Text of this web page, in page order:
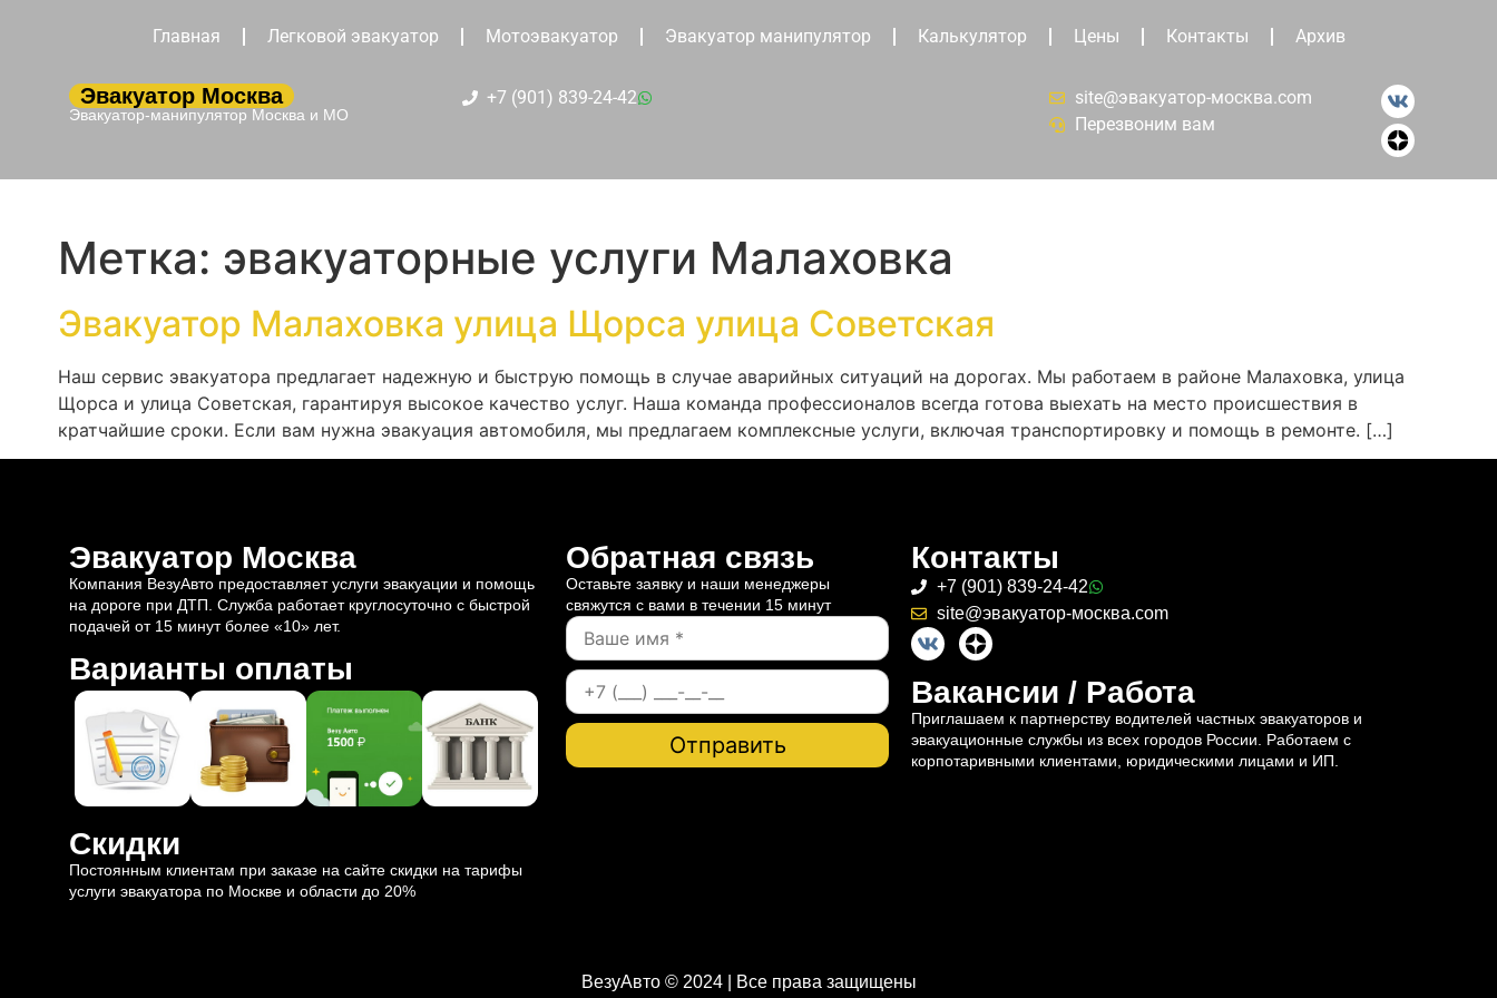
Главная Легковой эвакуатор Мотоэвакуатор Эвакуатор манипулятор Калькулятор Цены Контакты Архив
Эвакуатор Москва
Эвакуатор-манипулятор Москва и МО
+7 (901) 839-24-42
site@эвакуатор-москва.com
Перезвоним вам
Метка: эвакуаторные услуги Малаховка
Эвакуатор Малаховка улица Щорса улица Советская
Наш сервис эвакуатора предлагает надежную и быструю помощь в случае аварийных ситуаций на дорогах. Мы работаем в районе Малаховка, улица
Щорса и улица Советская, гарантируя высокое качество услуг. Наша команда профессионалов всегда готова выехать на место происшествия в
кратчайшие сроки. Если вам нужна эвакуация автомобиля, мы предлагаем комплексные услуги, включая транспортировку и помощь в ремонте. […]
Эвакуатор Москва
Компания ВезуАвто предоставляет услуги эвакуации и помощь
на дороге при ДТП. Служба работает круглосуточно с быстрой
подачей от 15 минут более «10» лет.
Варианты оплаты
Скидки
Постоянным клиентам при заказе на сайте скидки на тарифы
услуги эвакуатора по Москве и области до 20%
Обратная связь
Оставьте заявку и наши менеджеры
свяжутся с вами в течении 15 минут
Контакты
+7 (901) 839-24-42
site@эвакуатор-москва.com
Вакансии / Работа
Приглашаем к партнерству водителей частных эвакуаторов и
эвакуационные службы из всех городов России. Работаем с
корпотаривными клиентами, юридическими лицами и ИП.
ВезуАвто © 2024 | Все права защищены